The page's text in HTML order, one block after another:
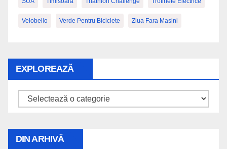
Velobello Verde Pentru Biciclete Ziua Fara Masini
EXPLOREAZĂ
Explorează
DIN ARHIVĂ